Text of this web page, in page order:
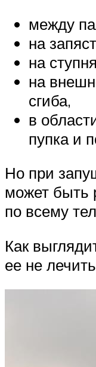
между
на
на
на
сгиба,
в
пупка и
Но при
может быть
по всему
Как
ее не